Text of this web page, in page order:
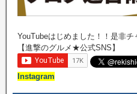
YouTubeはじめました！！是非チ
【進撃のグルメ★公式SNS】
Instagram